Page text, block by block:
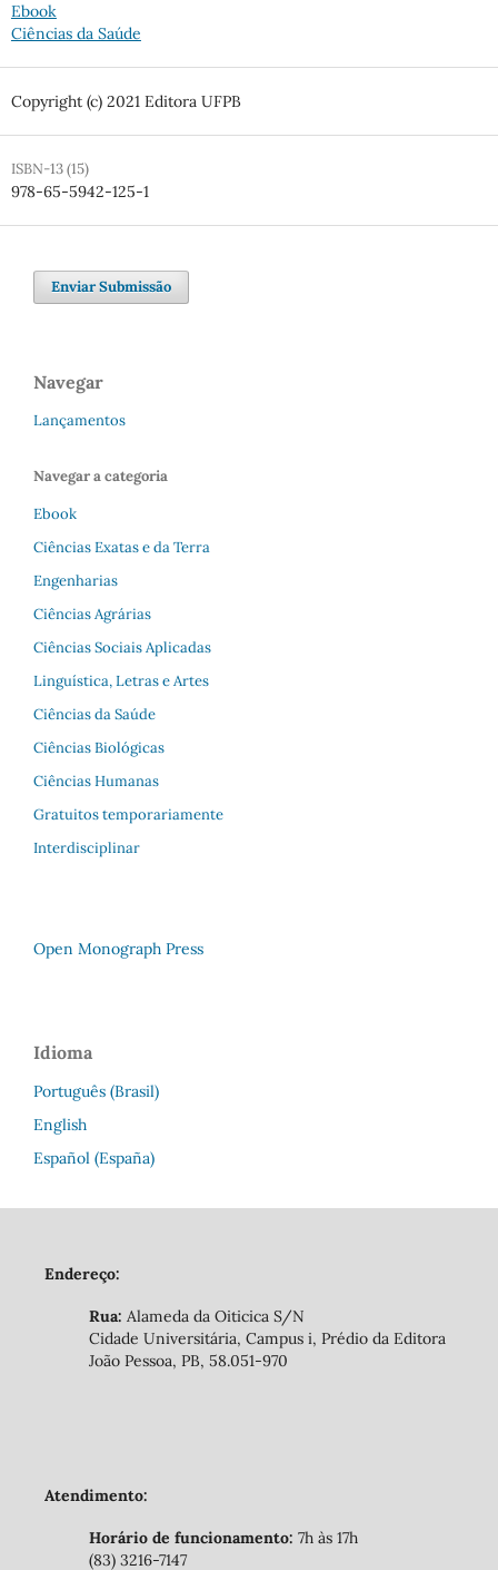
Ebook
Ciências da Saúde
Copyright (c) 2021 Editora UFPB
ISBN-13 (15)
978-65-5942-125-1
Enviar Submissão
Navegar
Lançamentos
Navegar a categoria
Ebook
Ciências Exatas e da Terra
Engenharias
Ciências Agrárias
Ciências Sociais Aplicadas
Linguística, Letras e Artes
Ciências da Saúde
Ciências Biológicas
Ciências Humanas
Gratuitos temporariamente
Interdisciplinar
Open Monograph Press
Idioma
Português (Brasil)
English
Español (España)
Endereço:
Rua: Alameda da Oiticica S/N
Cidade Universitária, Campus i, Prédio da Editora
João Pessoa, PB, 58.051-970
Atendimento:
Horário de funcionamento: 7h às 17h
(83) 3216-7147